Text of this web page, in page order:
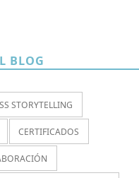
BLOG
STORYTELLING
CERTIFICADOS